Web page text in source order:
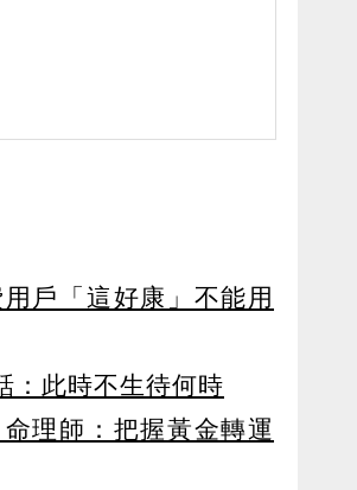
戶「這好康」不能用
：此時不生待何時
理師：把握黃金轉運